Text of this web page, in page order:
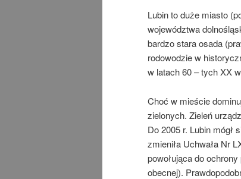
Lubin to duże miasto
województwa
bardzo stara osada
rodowodzie w
w latach 60 – tych XX
Choć w mieście
zielonych. Zieleń
Do 2005 r. Lubin mógł
zmieniła Uchwała Nr
powołująca do
obecnej).